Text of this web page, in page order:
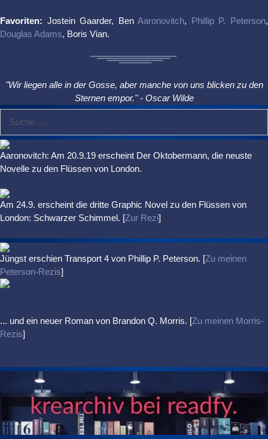
Favoriten: Jostein Gaarder, BenAaronovitch, Phillip P. Peterson,
Douglas Adams, Boris Vian.
"Wir liegen alle in der Gosse, aber manche von uns blicken zu den
Sternen empor." - Oscar Wilde
nach:
Aaronovitch: Am 20.9.19 erscheint Der Oktobermann, die neuste
Novelle zu den Flüssen von London.
Am 24.9. erscheint die dritte Graphic Novel zu den Flüssen von
London: Schwarzer Schimmel. [Zur Rezi]
Jüngst erschien Transport 4 von Phillip P. Peterson. [Zu meinen
Peterson-Rezis]
... und ein neuer Roman von Brandon Q. Morris. [Zu meinen Morris-
Rezis]